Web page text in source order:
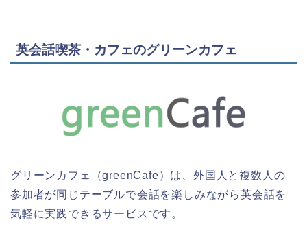
英会話喫茶・カフェのグリーンカフェ
グリーンカフェ（greenCafe）は、外国人と複数人の
参加者が同じテーブルで会話を楽しみながら英会話を
気軽に実践できるサービスです。